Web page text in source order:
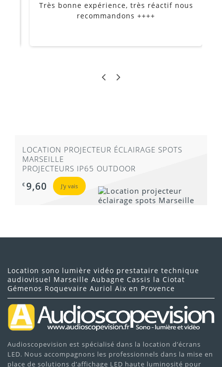
Très bonne expérience, très réactif nous
recommandons ++++
LOCATION PROJECTEUR ÉCLAIRAGE SPOTS
MARSEILLE
PROJECTEURS IP65 OUTDOOR
€ 9,60 J'y vais
Location sono lumière vidéo prestataire technique
audiovisuel Marseille Aubagne Cassis la Ciotat
Gémenos Roquevaire Auriol Aix en Provence
Audioscopevision est spécialisé dans la location d’écrans
LED. Nous accompagnons les professionnels dans la mise en
place de solutions d’affichage LED haute luminosité pour